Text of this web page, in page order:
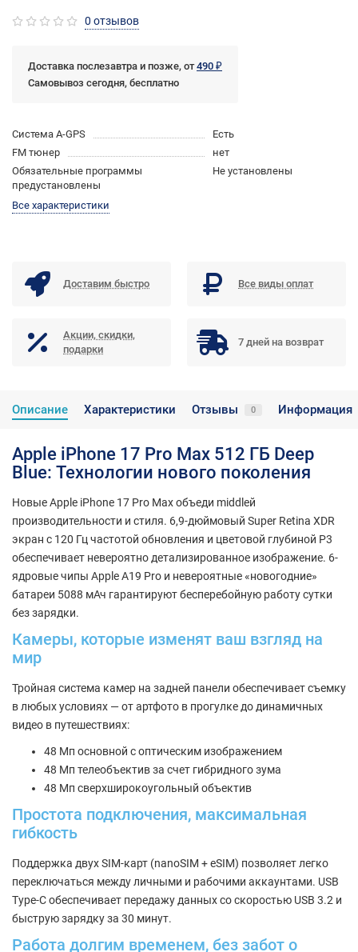
0 отзывов
Доставка послезавтра и позже, от490 ₽
Самовывоз сегодня, бесплатно
Cистема A-GPS
Есть
FM тюнер
нет
Обязательные программы
предустановлены
Не установлены
Все характеристики
Доставим быстро Все виды оплат
Акции, скидки,
подарки
7 дней на возврат
Описание Характеристики Отзывы 0 Информация
Apple iPhone 17 Pro Max 512 ГБ Deep
Blue: Технологии нового поколения
Новыe Apple iPhone 17 Pro Max объеди middleй
производительности и стиля. 6,9-дюймовый Super Retina XDR
экран с 120 Гц частотой обновления и цветовой глубиной P3
обеспечивает невероятно детализированное изображение. 6-
ядровые чипы Apple A19 Pro и невероятные «новогодние»
батареи 5088 мАч гарантируют бесперебойную работу сутки
без зарядки.
Камеры, которые изменят ваш взгляд на
мир
Тройная система камер на задней панели обеспечивает съемку
в любых условиях — от артфото в прогулке до динамичных
видео в путешествиях:
48 Мп основной с оптическим изображением
48 Мп телеобъектив за счет гибридного зума
48 Мп сверхширокоугольный объектив
Простота подключения, максимальная
гибкость
Поддержка двух SIM-карт (nanoSIM + eSIM) позволяет легко
переключаться между личными и рабочими аккаунтами. USB
Type-C обеспечивает передажу данных со скоростью USB 3.2 и
быструю зарядку за 30 минут.
Работа долгим временем, без забот о